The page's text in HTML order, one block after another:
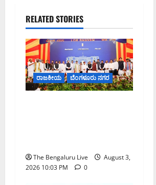
RELATED STORIES
ರಾಜಕೀಯ ಬೆಂಗಳೂರು ನಗರ
The Bengaluru Live
August 3,
2026 10:03 PM
0